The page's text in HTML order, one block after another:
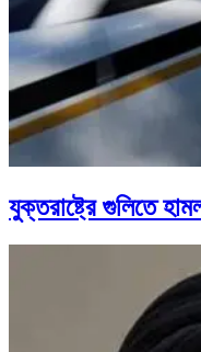
যুক্তরাষ্ট্রে গুলিতে